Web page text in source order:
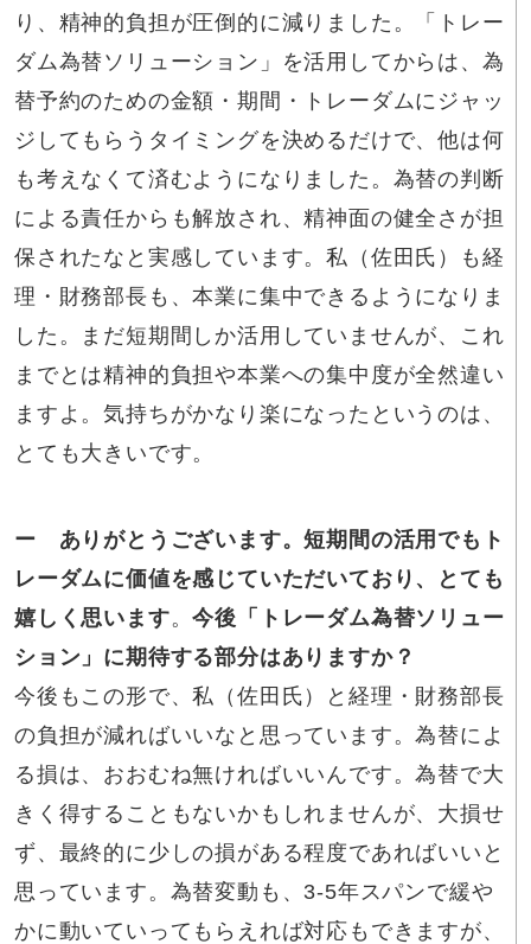
り、精神的負担が圧倒的に減りました。「トレー
ダム為替ソリューション」を活用してからは、為
替予約のための金額・期間・トレーダムにジャッ
ジしてもらうタイミングを決めるだけで、他は何
も考えなくて済むようになりました。為替の判断
による責任からも解放され、精神面の健全さが担
保されたなと実感しています。私（佐田氏）も経
理・財務部長も、本業に集中できるようになりま
した。まだ短期間しか活用していませんが、これ
までとは精神的負担や本業への集中度が全然違い
ますよ。気持ちがかなり楽になったというのは、
とても大きいです。
ー ありがとうございます。短期間の活用でもト
レーダムに価値を感じていただいており、とても
嬉しく思います。今後「トレーダム為替ソリュー
ション」に期待する部分はありますか？
今後もこの形で、私（佐田氏）と経理・財務部長
の負担が減ればいいなと思っています。為替によ
る損は、おおむね無ければいいんです。為替で大
きく得することもないかもしれませんが、大損せ
ず、最終的に少しの損がある程度であればいいと
思っています。為替変動も、3-5年スパンで緩や
かに動いていってもらえれば対応もできますが、